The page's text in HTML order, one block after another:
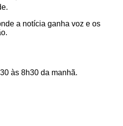
a notícia ganha voz e os
às 8h30 da manhã.